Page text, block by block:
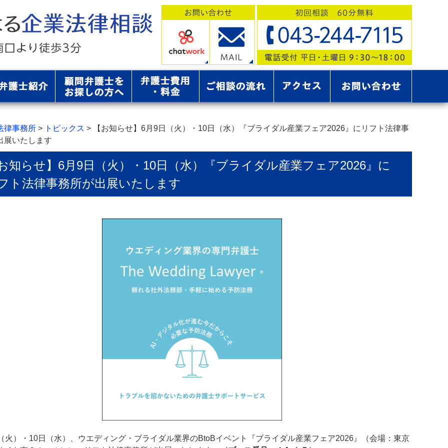
律事務所 > トピックス >
【お知らせ】6月9日（火）・10日（水）『ブライダル産業フェア2026』にリフト法律事
展いたします
知らせ】6月9日（火）・10日（水）『ブライダル産業フェア2026』に
ト法律事務所が出展いたします
火）・10日（水）、ウエディング・ブライダル業界のBtoBイベント『ブライダル産業フェア2026』（会場：東京